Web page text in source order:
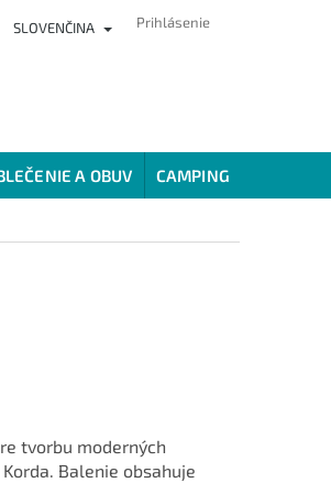
HODNOTENIE OBCHODU
SLOVENČINA Prihlásenie
A OBUV CAMPING
tvorbu moderných
Balenie obsahuje